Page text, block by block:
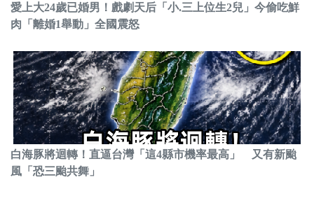
愛上大24歲已婚男！戲劇天后「小.三上位生2兒」今偷吃鮮
肉「離婚1舉動」全國震怒
白海豚將迴轉！直逼台灣「這4縣市機率最高」 又有新颱
風「恐三颱共舞」